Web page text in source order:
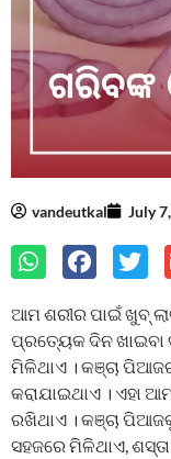
vandeutkal July
ଆମ ଶରୀର ପାଇଁ ଖୁବ୍‌
ପ୍ରତ୍ୟେକ ଦିନ ଖାଇବା
ମିଳିଥାଏ । କଞ୍ଚା
କରାଯାଇଥାଏ । ଏହା
ରଖିଥାଏ । କଞ୍ଚା
ସହଜରେ ମିଳିଥାଏ,